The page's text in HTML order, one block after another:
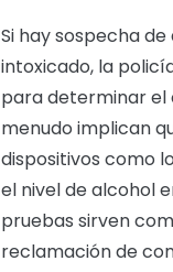
Si hay sospecha
intoxicado, la
para determinar el
menudo implican
dispositivos como
el nivel de alcohol
pruebas sirven
reclamación de